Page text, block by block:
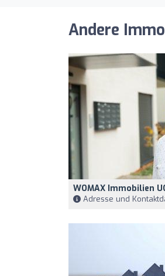
Andere
WOMAX Immobilien
Adresse und